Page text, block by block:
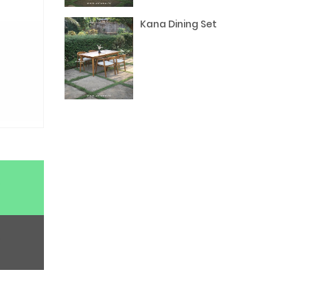
Kana Dining Set